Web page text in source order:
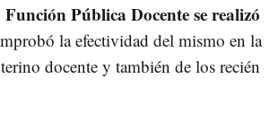
Función Pública Docente se realizó
la efectividad del mismo en la
docente y también de los recién